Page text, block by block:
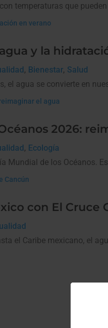
temperaturas que
y la
, Bienestar, Salud
el agua se convierte en
2026:
, Ecología
Mundial de los Océanos.
con El Cruce
el Caribe mexicano, el